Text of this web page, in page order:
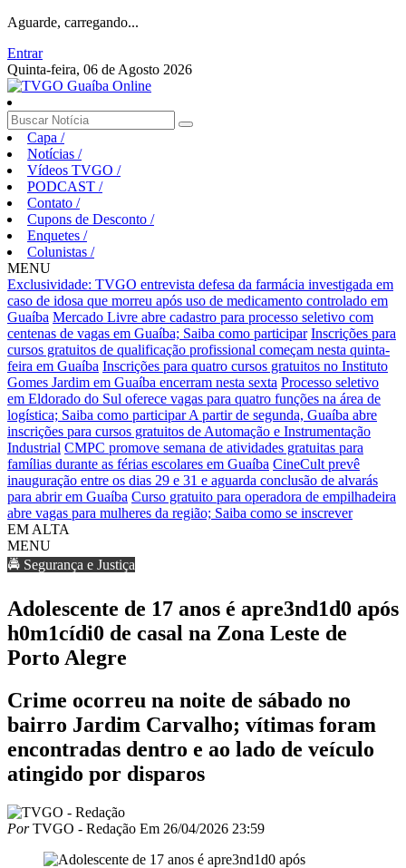
Aguarde, carregando...
Entrar
Quinta-feira, 06 de Agosto 2026
Capa /
Notícias /
Vídeos TVGO /
PODCAST /
Contato /
Cupons de Desconto /
Enquetes /
Colunistas /
MENU
Exclusividade: TVGO entrevista defesa da farmácia investigada em
caso de idosa que morreu após uso de medicamento controlado em
Guaíba Mercado Livre abre cadastro para processo seletivo com
centenas de vagas em Guaíba; Saiba como participar Inscrições para
cursos gratuitos de qualificação profissional começam nesta quinta-
feira em Guaíba Inscrições para quatro cursos gratuitos no Instituto
Gomes Jardim em Guaíba encerram nesta sexta Processo seletivo
em Eldorado do Sul oferece vagas para quatro funções na área de
logística; Saiba como participarA partir de segunda, Guaíba abre
inscrições para cursos gratuitos de Automação e Instrumentação
Industrial CMPC promove semana de atividades gratuitas para
famílias durante as férias escolares em Guaíba CineCult prevê
inauguração entre os dias 29 e 31 e aguarda conclusão de alvarás
para abrir em Guaíba Curso gratuito para operadora de empilhadeira
abre vagas para mulheres da região; Saiba como se inscrever
EM ALTA
MENU
🚔 Segurança e Justiça
Adolescente de 17 anos é apre3nd1d0 após
h0m1cídi0 de casal na Zona Leste de
Porto Alegre
Crime ocorreu na noite de sábado no
bairro Jardim Carvalho; vítimas foram
encontradas dentro e ao lado de veículo
atingido por disparos
PorTVGO - Redação Em 26/04/2026 23:59